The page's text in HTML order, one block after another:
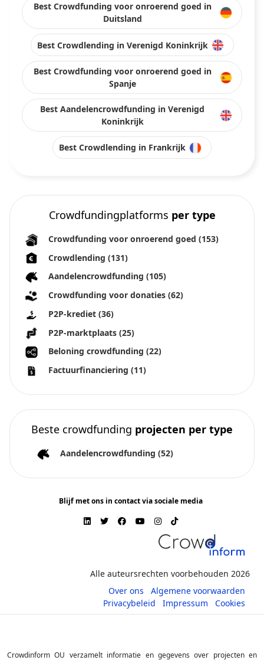
Best Crowdfunding voor onroerend goed in
Duitsland
Best Crowdlending in Verenigd Koninkrijk
Best Crowdfunding voor onroerend goed in
Spanje
Best Aandelencrowdfunding in Verenigd
Koninkrijk
Best Crowdlending in Frankrijk
Crowdfundingplatforms per type
Crowdfunding voor onroerend goed (153)
Crowdlending (131)
Aandelencrowdfunding (105)
Crowdfunding voor donaties (62)
P2P-krediet (36)
P2P-marktplaats (25)
Beloning crowdfunding (22)
Factuurfinanciering (11)
Beste crowdfunding projecten per type
Aandelencrowdfunding (52)
Blijf met ons in contact via sociale media
Alle auteursrechten voorbehouden 2026
Over ons
Algemene voorwaarden
Privacybeleid
Impressum Cookies
Crowdinform OU verzamelt informatie en gegevens over projecten en